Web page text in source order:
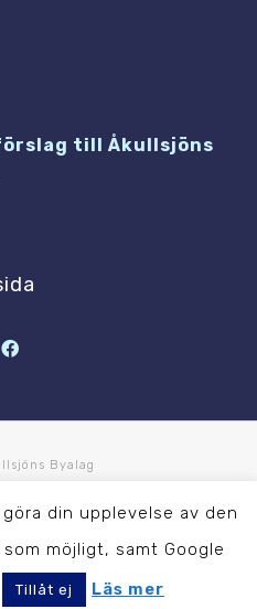
till Åkullsjöns
Byalag
din upplevelse av den
möjligt, samt Google
Tillåt ej Läs mer